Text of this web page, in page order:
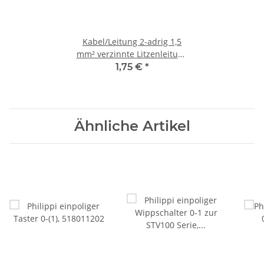
Kabel/Leitung 2-adrig 1,5
mm² verzinnte Litzenleitung
rot/schwarz
1,75 € *
Ähnliche Artikel